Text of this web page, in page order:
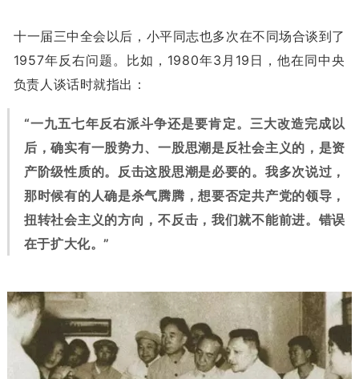
十一届三中全会以后，小平同志也多次在不同场合谈到了
1957年反右问题。比如，1980年3月19日，他在同中央
负责人谈话时就指出：
“一九五七年反右派斗争还是要肯定。三大改造完成以
后，确实有一股势力、一股思潮是反社会主义的，是资
产阶级性质的。反击这股思潮是必要的。我多次说过，
那时候有的人确是杀气腾腾，想要否定共产党的领导，
扭转社会主义的方向，不反击，我们就不能前进。错误
在于扩大化。”